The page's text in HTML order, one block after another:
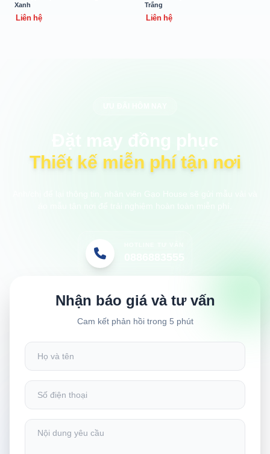
Xanh
Liên hệ
Trắng
Liên hệ
Thiết kế miễn phí tận nơi
Nhận báo giá và tư vấn
Cam kết phản hồi trong 5 phút